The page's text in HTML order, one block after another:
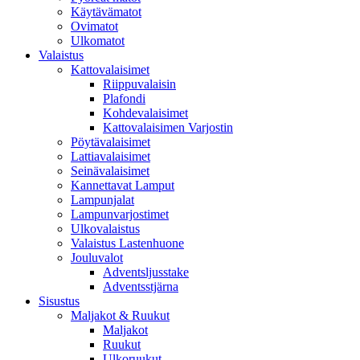
Käytävämatot
Ovimatot
Ulkomatot
Valaistus
Kattovalaisimet
Riippuvalaisin
Plafondi
Kohdevalaisimet
Kattovalaisimen Varjostin
Pöytävalaisimet
Lattiavalaisimet
Seinävalaisimet
Kannettavat Lamput
Lampunjalat
Lampunvarjostimet
Ulkovalaistus
Valaistus Lastenhuone
Jouluvalot
Adventsljusstake
Adventsstjärna
Sisustus
Maljakot & Ruukut
Maljakot
Ruukut